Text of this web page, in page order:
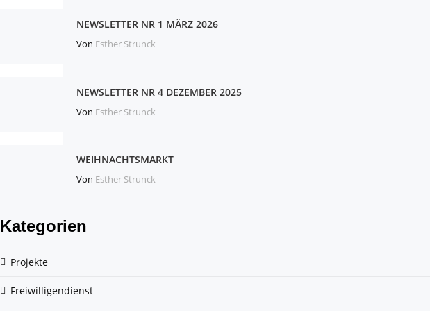
NEWSLETTER NR 1 MÄRZ 2026
Von Esther Strunck
NEWSLETTER NR 4 DEZEMBER 2025
Von Esther Strunck
WEIHNACHTSMARKT
Von Esther Strunck
Kategorien
Projekte
Freiwilligendienst